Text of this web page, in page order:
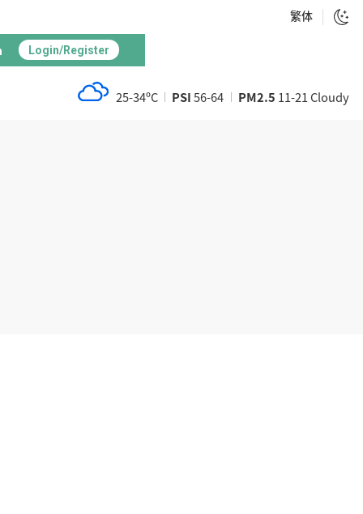
繁体
Login/Register
25-34ºC PSI56-64 PM2.5 11-21 Cloudy